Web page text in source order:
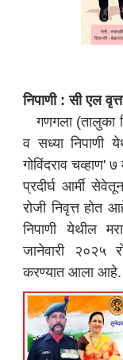
निपाणी : सी एल
गणगला (तालुका
व सध्या निपाणी
गोविंदराव चव्हाण'
प्रदीर्घ आर्मी
रोजी निवृत्त होत
निपाणी येथील
जानेवारी २०२५
करण्यात आला आहे.